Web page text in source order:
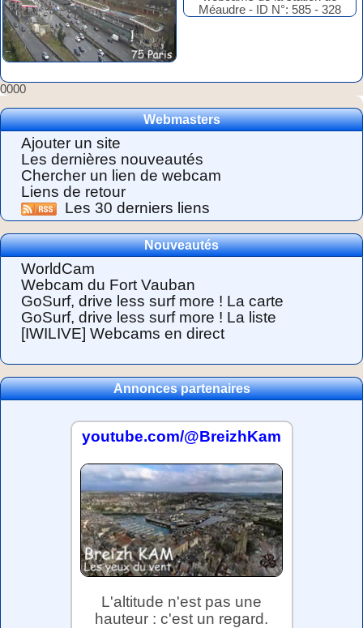
0000
Webmasters
Ajouter un site
Les dernières nouveautés
Chercher un lien de webcam
Liens de retour
Les 30 derniers liens
Nouveautés
WorldCam
Webcam du Fort Vauban
GoSurf, drive less surf more ! La carte
GoSurf, drive less surf more ! La liste
[IWILIVE] Webcams en direct
Annonces partenaires
youtube.com/@BreizhKam
L'altitude n'est pas une
hauteur : c'est un regard.